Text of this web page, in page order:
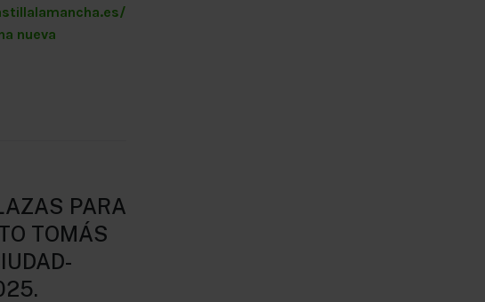
PARA
TOMÁS